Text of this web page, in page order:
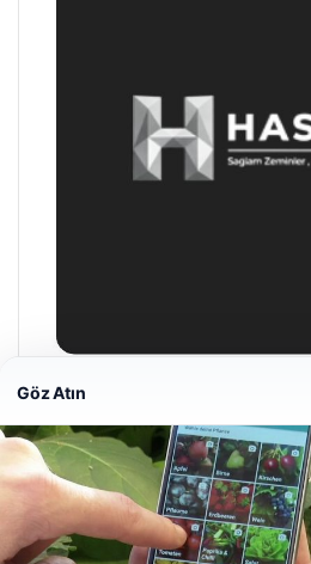
Enes Kaplan Avukatlık Bürosu
28/04/2026
Web sitemizi nasıl kullandığınızı
deneyiminizi kişiselleştirmek ve
Göz Atın